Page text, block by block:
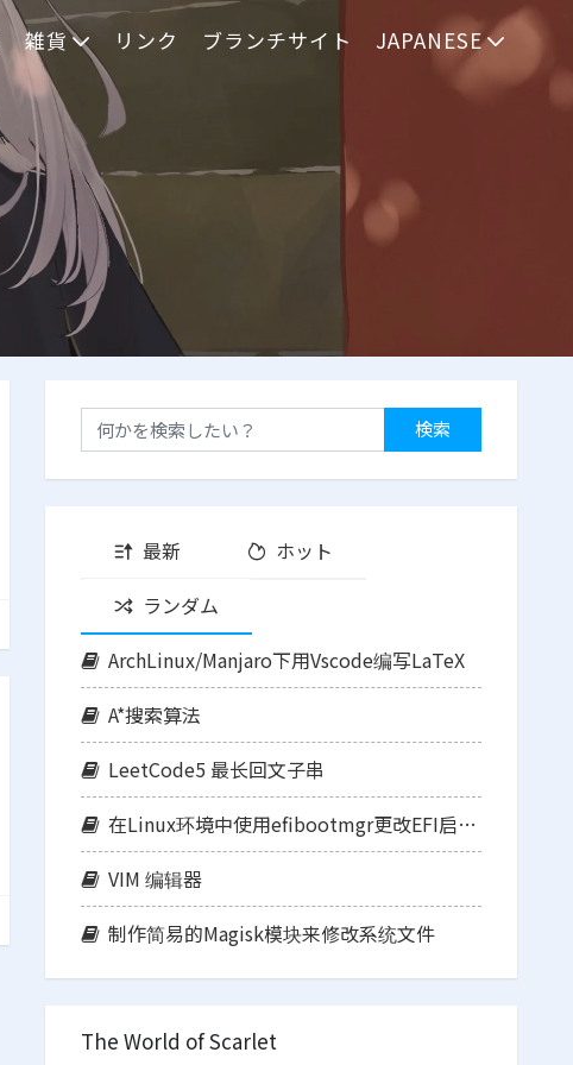
雑貨 リンク ブランチサイト JAPANESE
検索
最新
ホット
ランダム
ArchLinux/Manjaro下用Vscode编写LaTeX
A*搜索算法
LeetCode5 最长回文子串
在Linux环境中使用efibootmgr更改EFI启动项顺序
VIM 编辑器
制作简易的Magisk模块来修改系统文件
The World of Scarlet